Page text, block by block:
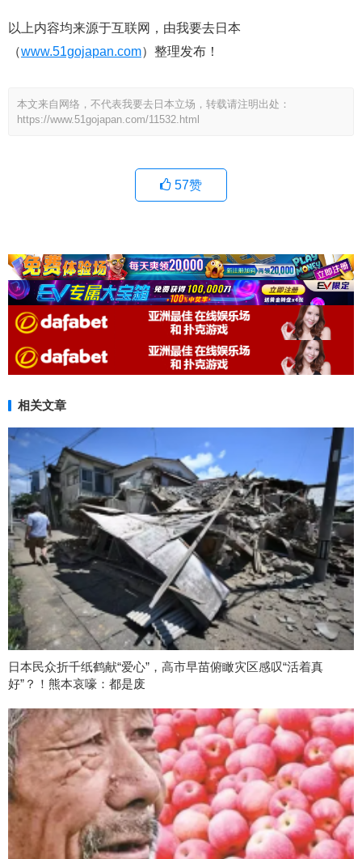
以上内容均来源于互联网，由我要去日本
（www.51gojapan.com）整理发布！
本文来自网络，不代表我要去日本立场，转载请注明出处：
https://www.51gojapan.com/11532.html
57赞
相关文章
日本民众折千纸鹤献“爱心”，高市早苗俯瞰灾区感叹“活着真
好”？！熊本哀嚎：都是废